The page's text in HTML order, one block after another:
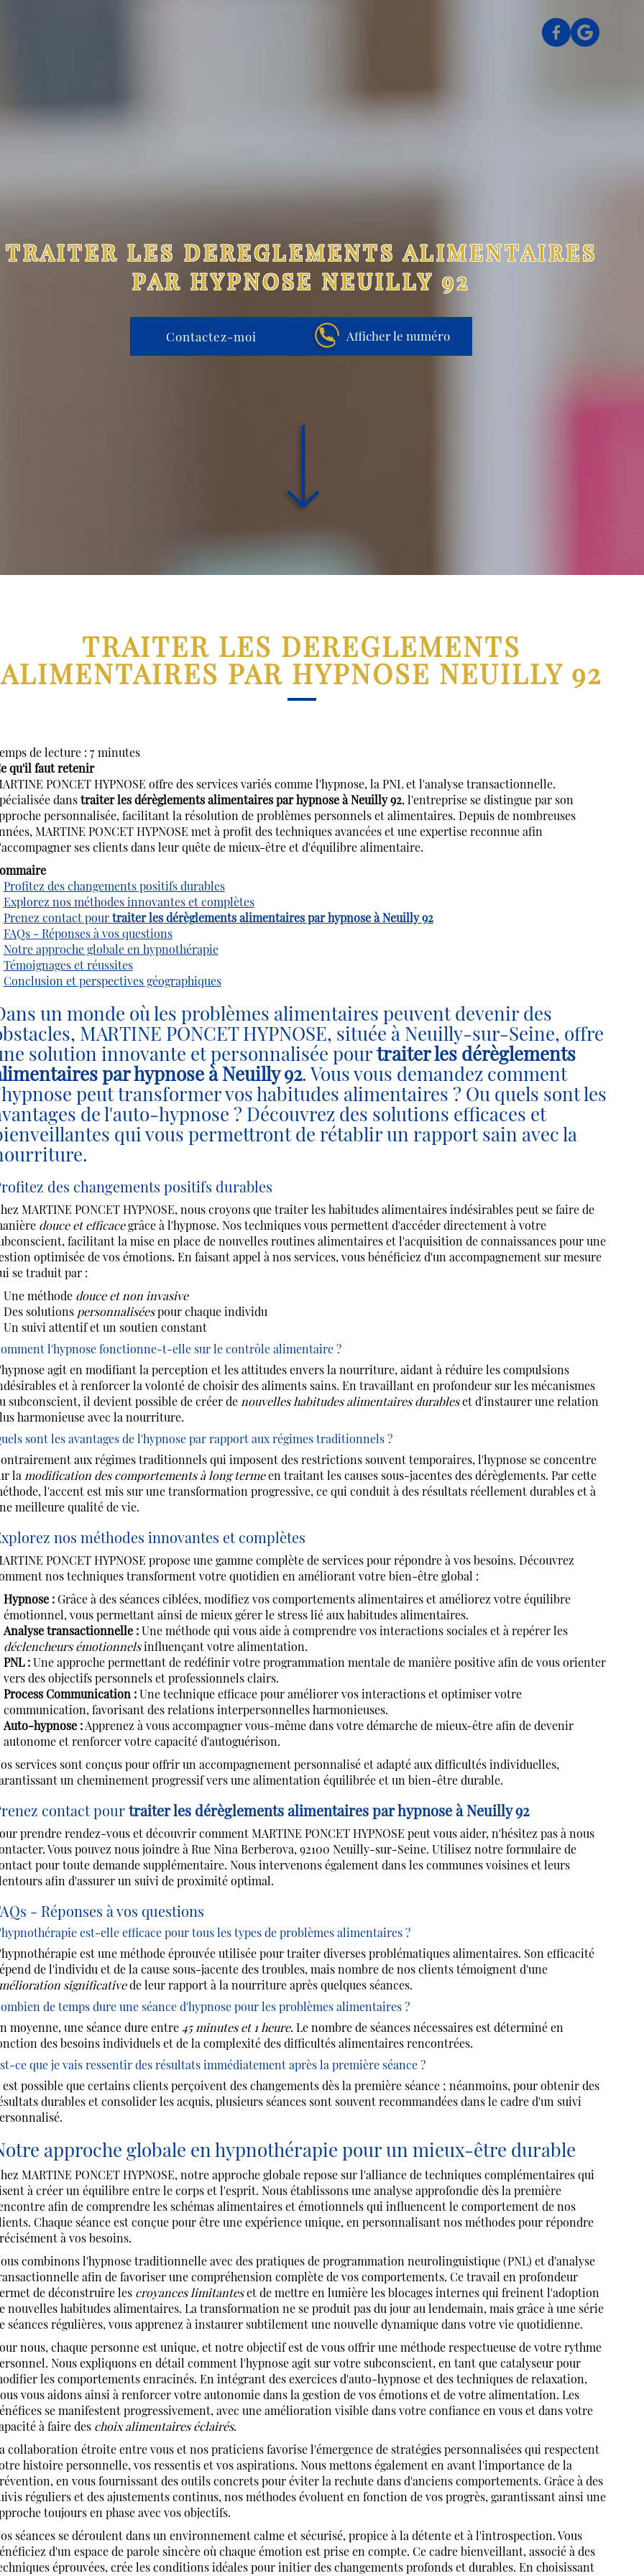
TRAITER LES DEREGLEMENTS ALIMENTAIRES
PAR HYPNOSE NEUILLY 92
Contactez-moi Afficher le numéro
TRAITER LES DEREGLEMENTS
ALIMENTAIRES PAR HYPNOSE NEUILLY 92
de lecture : 7 minutes
qu'il faut retenir
PONCET HYPNOSE offre des services variés comme l'hypnose, la PNL et l'analyse transactionnelle.
danstraiter les dérèglements alimentaires par hypnose à Neuilly 92, l'entreprise se distingue par son
personnalisée, facilitant la résolution de problèmes personnels et alimentaires. Depuis de nombreuses
MARTINE PONCET HYPNOSE met à profit des techniques avancées et une expertise reconnue afin
ses clients dans leur quête de mieux-être et d'équilibre alimentaire.
Profitez des changements positifs durables
Explorez nos méthodes innovantes et complètes
Prenez contact pourtraiter les dérèglements alimentaires par hypnose à Neuilly 92
FAQs - Réponses à vos questions
Notre approche globale en hypnothérapie
Témoignages et réussites
Conclusion et perspectives géographiques
un monde où les problèmes alimentaires peuvent devenir des
MARTINE PONCET HYPNOSE, située à Neuilly-sur-Seine, offre
solution innovante et personnalisée pourtraiter les dérèglements
par hypnose à Neuilly 92. Vous vous demandez comment
peut transformer vos habitudes alimentaires ? Ou quels sont les
de l'auto-hypnose ? Découvrez des solutions efficaces et
qui vous permettront de rétablir un rapport sain avec la
des changements positifs durables
MARTINE PONCET HYPNOSE, nous croyons que traiter les habitudes alimentaires indésirables peut se faire de
douce et efficacegrâce à l'hypnose. Nos techniques vous permettent d'accéder directement à votre
facilitant la mise en place de nouvelles routines alimentaires et l'acquisition de connaissances pour une
optimisée de vos émotions. En faisant appel à nos services, vous bénéficiez d'un accompagnement sur mesure
se traduit par :
Une méthode douce et non invasive
Des solutions personnaliséespour chaque individu
Un suivi attentif et un soutien constant
l'hypnose fonctionne-t-elle sur le contrôle alimentaire ?
agit en modifiant la perception et les attitudes envers la nourriture, aidant à réduire les compulsions
et à renforcer la volonté de choisir des aliments sains. En travaillant en profondeur sur les mécanismes
subconscient, il devient possible de créer de nouvelles habitudes alimentaires durableset d'instaurer une relation
harmonieuse avec la nourriture.
sont les avantages de l'hypnose par rapport aux régimes traditionnels ?
aux régimes traditionnels qui imposent des restrictions souvent temporaires, l'hypnose se concentre
la modification des comportements à long termeen traitant les causes sous-jacentes des dérèglements. Par cette
l'accent est mis sur une transformation progressive, ce qui conduit à des résultats réellement durables et à
meilleure qualité de vie.
nos méthodes innovantes et complètes
PONCET HYPNOSE propose une gamme complète de services pour répondre à vos besoins. Découvrez
nos techniques transforment votre quotidien en améliorant votre bien-être global :
Hypnose :Grâce à des séances ciblées, modifiez vos comportements alimentaires et améliorez votre équilibre
émotionnel, vous permettant ainsi de mieux gérer le stress lié aux habitudes alimentaires.
Analyse transactionnelle :Une méthode qui vous aide à comprendre vos interactions sociales et à repérer les
déclencheurs émotionnelsinfluençant votre alimentation.
PNL :Une approche permettant de redéfinir votre programmation mentale de manière positive afin de vous orienter
vers des objectifs personnels et professionnels clairs.
Process Communication :Une technique efficace pour améliorer vos interactions et optimiser votre
communication, favorisant des relations interpersonnelles harmonieuses.
Auto-hypnose :Apprenez à vous accompagner vous-même dans votre démarche de mieux-être afin de devenir
autonome et renforcer votre capacité d'autoguérison.
services sont conçus pour offrir un accompagnement personnalisé et adapté aux difficultés individuelles,
un cheminement progressif vers une alimentation équilibrée et un bien-être durable.
contact pourtraiter les dérèglements alimentaires par hypnose à Neuilly 92
prendre rendez-vous et découvrir comment MARTINE PONCET HYPNOSE peut vous aider, n'hésitez pas à nous
Vous pouvez nous joindre à Rue Nina Berberova, 92100 Neuilly-sur-Seine. Utilisez notre formulaire de
pour toute demande supplémentaire. Nous intervenons également dans les communes voisines et leurs
afin d'assurer un suivi de proximité optimal.
- Réponses à vos questions
est-elle efficace pour tous les types de problèmes alimentaires ?
est une méthode éprouvée utilisée pour traiter diverses problématiques alimentaires. Son efficacité
de l'individu et de la cause sous-jacente des troubles, mais nombre de nos clients témoignent d'une
significativede leur rapport à la nourriture après quelques séances.
de temps dure une séance d'hypnose pour les problèmes alimentaires ?
moyenne, une séance dure entre45 minutes et 1 heure. Le nombre de séances nécessaires est déterminé en
des besoins individuels et de la complexité des difficultés alimentaires rencontrées.
ce que je vais ressentir des résultats immédiatement après la première séance ?
possible que certains clients perçoivent des changements dès la première séance ; néanmoins, pour obtenir des
durables et consolider les acquis, plusieurs séances sont souvent recommandées dans le cadre d'un suivi
approche globale en hypnothérapie pour un mieux-être durable
MARTINE PONCET HYPNOSE, notre approche globale repose sur l'alliance de techniques complémentaires qui
à créer un équilibre entre le corps et l'esprit. Nous établissons une analyse approfondie dès la première
afin de comprendre les schémas alimentaires et émotionnels qui influencent le comportement de nos
Chaque séance est conçue pour être une expérience unique, en personnalisant nos méthodes pour répondre
à vos besoins.
combinons l'hypnose traditionnelle avec des pratiques de programmation neurolinguistique (PNL) et d'analyse
afin de favoriser une compréhension complète de vos comportements. Ce travail en profondeur
de déconstruire les croyances limitanteset de mettre en lumière les blocages internes qui freinent l'adoption
nouvelles habitudes alimentaires. La transformation ne se produit pas du jour au lendemain, mais grâce à une série
séances régulières, vous apprenez à instaurer subtilement une nouvelle dynamique dans votre vie quotidienne.
nous, chaque personne est unique, et notre objectif est de vous offrir une méthode respectueuse de votre rythme
Nous expliquons en détail comment l'hypnose agit sur votre subconscient, en tant que catalyseur pour
les comportements enracinés. En intégrant des exercices d'auto-hypnose et des techniques de relaxation,
vous aidons ainsi à renforcer votre autonomie dans la gestion de vos émotions et de votre alimentation. Les
se manifestent progressivement, avec une amélioration visible dans votre confiance en vous et dans votre
à faire des choix alimentaires éclairés.
collaboration étroite entre vous et nos praticiens favorise l'émergence de stratégies personnalisées qui respectent
histoire personnelle, vos ressentis et vos aspirations. Nous mettons également en avant l'importance de la
en vous fournissant des outils concrets pour éviter la rechute dans d'anciens comportements. Grâce à des
réguliers et des ajustements continus, nos méthodes évoluent en fonction de vos progrès, garantissant ainsi une
toujours en phase avec vos objectifs.
séances se déroulent dans un environnement calme et sécurisé, propice à la détente et à l'introspection. Vous
d'un espace de parole sincère où chaque émotion est prise en compte. Ce cadre bienveillant, associé à des
éprouvées, crée les conditions idéales pour initier des changements profonds et durables. En choisissant